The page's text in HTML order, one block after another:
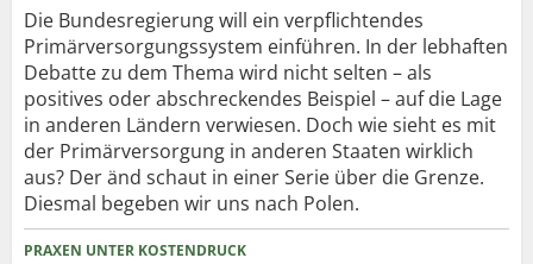
Die Bundesregierung will ein verpflichtendes
Primärversorgungssystem einführen. In der lebhaften
Debatte zu dem Thema wird nicht selten – als
positives oder abschreckendes Beispiel – auf die Lage
in anderen Ländern verwiesen. Doch wie sieht es mit
der Primärversorgung in anderen Staaten wirklich
aus? Der änd schaut in einer Serie über die Grenze.
Diesmal begeben wir uns nach Polen.
PRAXEN UNTER KOSTENDRUCK